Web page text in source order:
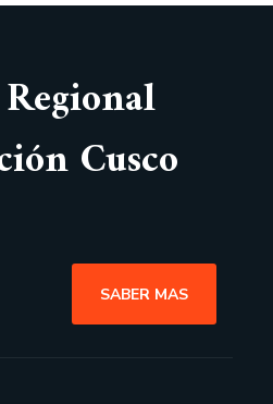
Cusco
SABER MAS